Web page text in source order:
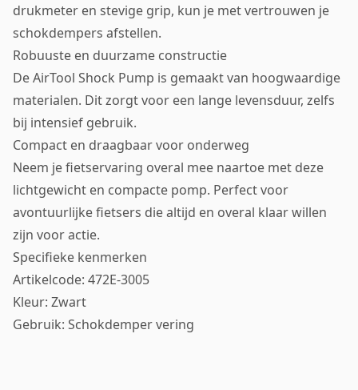
drukmeter en stevige grip, kun je met vertrouwen je
schokdempers afstellen.
Robuuste en duurzame constructie
De AirTool Shock Pump is gemaakt van hoogwaardige
materialen. Dit zorgt voor een lange levensduur, zelfs
bij intensief gebruik.
Compact en draagbaar voor onderweg
Neem je fietservaring overal mee naartoe met deze
lichtgewicht en compacte pomp. Perfect voor
avontuurlijke fietsers die altijd en overal klaar willen
zijn voor actie.
Specifieke kenmerken
Artikelcode: 472E-3005
Kleur: Zwart
Gebruik: Schokdemper vering